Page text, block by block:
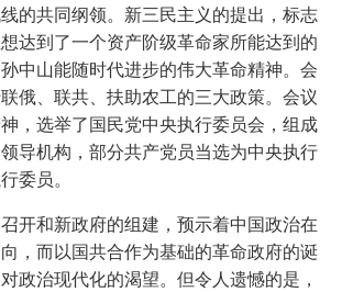
的共同纲领。新三民主义的提出，标志
达到了一个资产阶级革命家所能达到的
中山能随时代进步的伟大革命精神。会
俄、联共、扶助农工的三大政策。会议
，选举了国民党中央执行委员会，组成
导机构，部分共产党员当选为中央执行
委员。
和新政府的组建，预示着中国政治在
，而以国共合作为基础的革命政府的诞
政治现代化的渴望。但令人遗憾的是，